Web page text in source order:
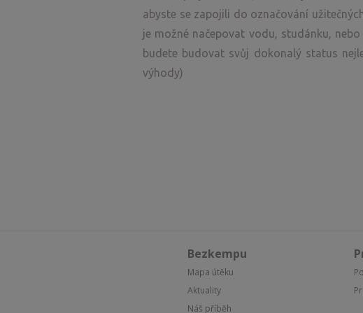
abyste se zapojili do označování
je možné načepovat vodu, studánku,
budete budovat svůj dokonalý status
výhody)
Bezkempu
Mapa útěku
Aktuality
Náš příběh